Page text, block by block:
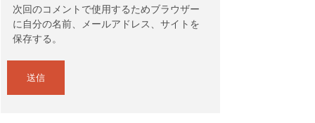
次回のコメントで使用するためブラウザー
に自分の名前、メールアドレス、サイトを
保存する。